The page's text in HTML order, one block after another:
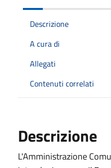
Descrizione
A cura di
Allegati
Contenuti correlati
Descrizione
L'Amministrazione